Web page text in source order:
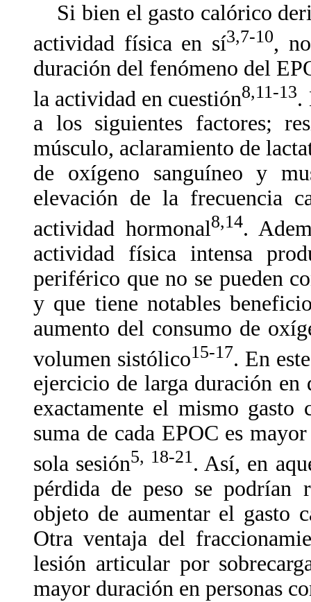
Si bien el gasto calórico
actividad física en sí3,7-10,
duración del fenómeno del
la actividad en cuestión8,11-13.
a los siguientes factores;
músculo, aclaramiento de
de oxígeno sanguíneo y
elevación de la frecuencia
actividad hormonal8,14.
actividad física intensa
periférico que no se pueden
y que tiene notables
aumento del consumo de
volumen sistólico15-17. En
ejercicio de larga duración en
exactamente el mismo
suma de cada EPOC es
sola sesión5, 18-21. Así, en
pérdida de peso se podrían
objeto de aumentar el gasto
Otra ventaja del
lesión articular por
mayor duración en personas